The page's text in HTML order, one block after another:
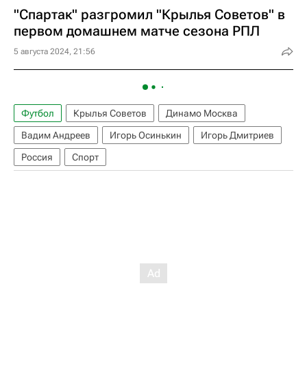
"Спартак" разгромил "Крылья Советов" в
первом домашнем матче сезона РПЛ
5 августа 2024, 21:56
Футбол Крылья Советов
Динамо Москва
Вадим Андреев
Игорь Осинькин
Игорь Дмитриев
Россия
Спорт